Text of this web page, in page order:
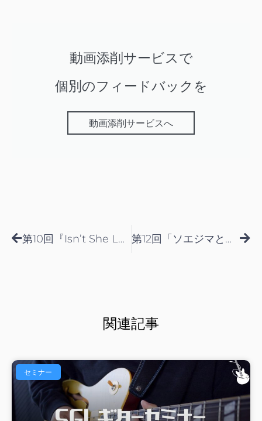
動画添削サービスで
個別のフィードバックを
動画添削サービスへ
第10回『Isn’t She Lovely解説！』 第12回「ソエジマとバーチャルセッション」
関連記事
セミナー